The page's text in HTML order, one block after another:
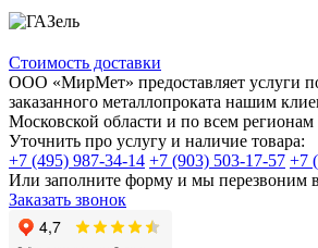
Стоимость доставки
ООО «МирМет» предоставляет услуги
заказанного металлопроката нашим
Московской области и по всем регионам
Уточнить про услугу и наличие товара:
+7 (495) 987-34-14 +7 (903) 503-17-57 +7
Или заполните форму и мы перезвоним
Заказать звонок